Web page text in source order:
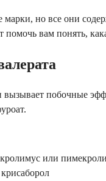
но все они
вам понять,
вызывает побочные
или